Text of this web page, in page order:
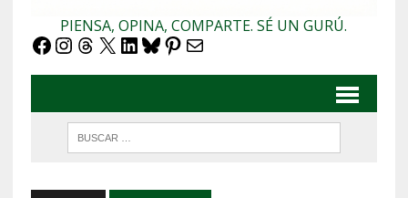
PIENSA, OPINA, COMPARTE. SÉ UN GURÚ.
Facebook
Instagram
Threads
X LinkedIn
Bluesky
Pinterest
Correo electrónico